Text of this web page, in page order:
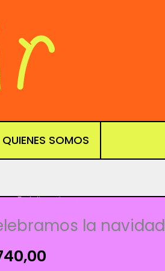
QUIENES SOMOS
,Publicaciones
la navidad